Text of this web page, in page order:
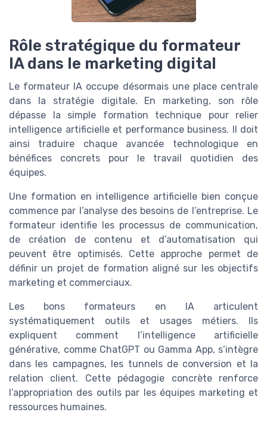
Rôle stratégique du formateur
IA dans le marketing digital
Le formateur IA occupe désormais une place centrale
dans la stratégie digitale. En marketing, son rôle
dépasse la simple formation technique pour relier
intelligence artificielle et performance business. Il doit
ainsi traduire chaque avancée technologique en
bénéfices concrets pour le travail quotidien des
équipes.
Une formation en intelligence artificielle bien conçue
commence par l’analyse des besoins de l’entreprise. Le
formateur identifie les processus de communication,
de création de contenu et d’automatisation qui
peuvent être optimisés. Cette approche permet de
définir un projet de formation aligné sur les objectifs
marketing et commerciaux.
Les bons formateurs en IA articulent
systématiquement outils et usages métiers. Ils
expliquent comment l’intelligence artificielle
générative, comme ChatGPT ou Gamma App, s’intègre
dans les campagnes, les tunnels de conversion et la
relation client. Cette pédagogie concrète renforce
l’appropriation des outils par les équipes marketing et
ressources humaines.